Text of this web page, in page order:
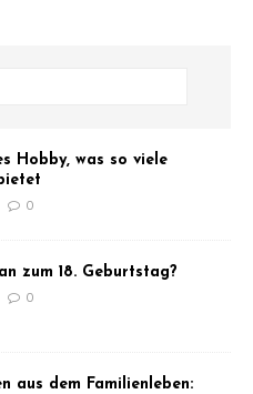
Hobby, was so viele
0
zum 18. Geburtstag?
0
aus dem Familienleben: